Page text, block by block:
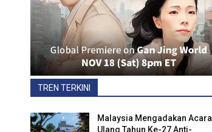
TREN TERKINI
Malaysia Mengadakan Acara
Ulang Tahun Ke-27 Anti-